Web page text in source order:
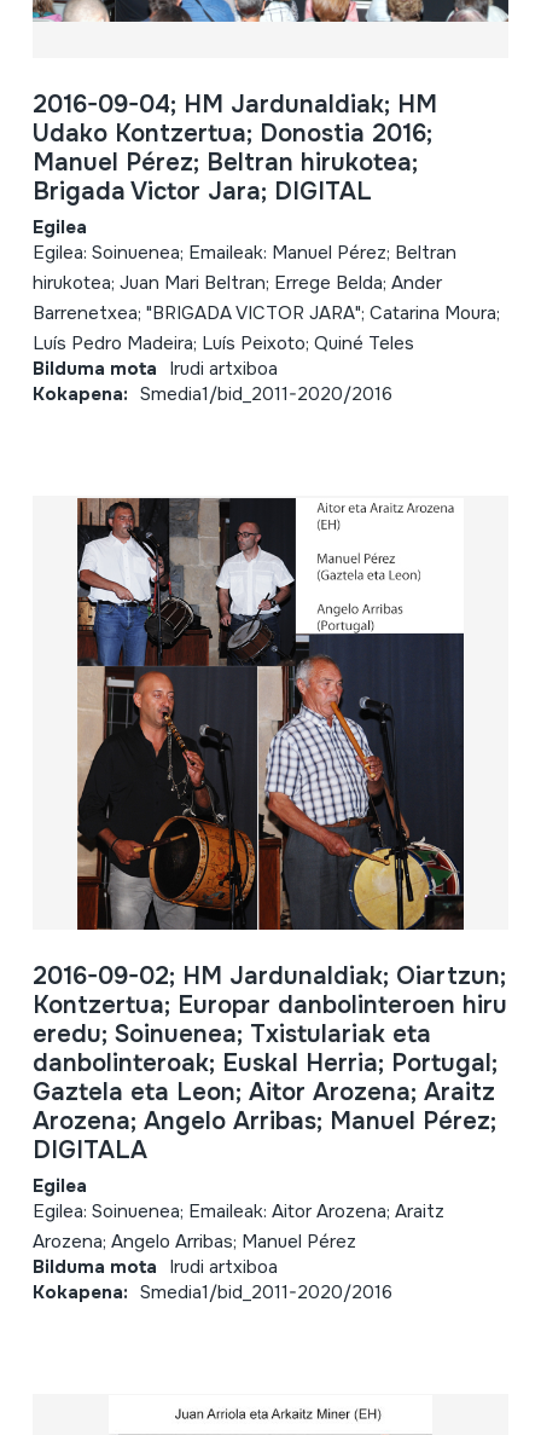
2016-09-04; HM Jardunaldiak; HM
Udako Kontzertua; Donostia 2016;
Manuel Pérez; Beltran hirukotea;
Brigada Victor Jara; DIGITAL
Egilea
Egilea: Soinuenea; Emaileak: Manuel Pérez; Beltran
hirukotea; Juan Mari Beltran; Errege Belda; Ander
Barrenetxea; "BRIGADA VICTOR JARA"; Catarina Moura;
Luís Pedro Madeira; Luís Peixoto; Quiné Teles
Bilduma mota Irudi artxiboa
Kokapena: Smedia1/bid_2011-2020/2016
2016-09-02; HM Jardunaldiak; Oiartzun;
Kontzertua; Europar danbolinteroen hiru
eredu; Soinuenea; Txistulariak eta
danbolinteroak; Euskal Herria; Portugal;
Gaztela eta Leon; Aitor Arozena; Araitz
Arozena; Angelo Arribas; Manuel Pérez;
DIGITALA
Egilea
Egilea: Soinuenea; Emaileak: Aitor Arozena; Araitz
Arozena; Angelo Arribas; Manuel Pérez
Bilduma mota Irudi artxiboa
Kokapena: Smedia1/bid_2011-2020/2016